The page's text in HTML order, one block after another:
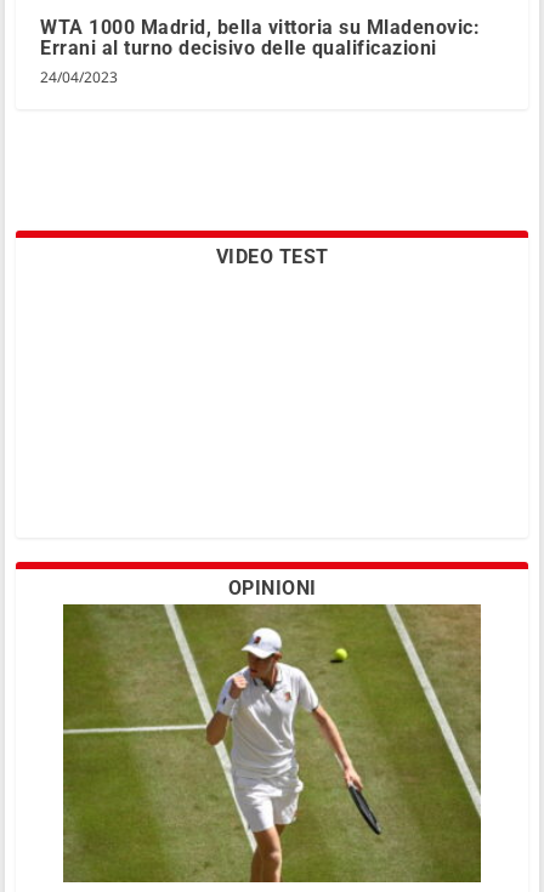
WTA 1000 Madrid, bella vittoria su Mladenovic:
Errani al turno decisivo delle qualificazioni
24/04/2023
VIDEO TEST
OPINIONI